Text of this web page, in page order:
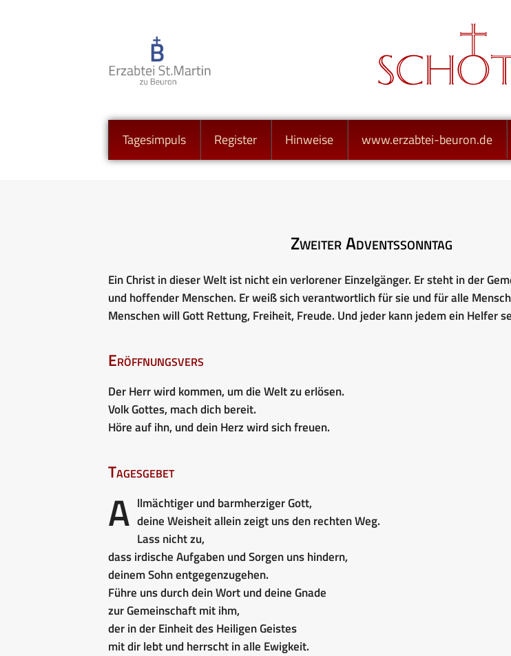
Tagesimpuls Register Hinweise www.erzabtei-beuron.de
Zweiter Adventssonntag
Ein Christ in dieser Welt ist nicht ein verlorener Einzelgänger. Er steht in der
und hoffender Menschen. Er weiß sich verantwortlich für sie und für alle
Menschen will Gott Rettung, Freiheit, Freude. Und jeder kann jedem ein Helfer
Eröffnungsvers
Der Herr wird kommen, um die Welt zu erlösen.
Volk Gottes, mach dich bereit.
Höre auf ihn, und dein Herz wird sich freuen.
Tagesgebet
A llmächtiger und barmherziger Gott,
deine Weisheit allein zeigt uns den rechten Weg.
Lass nicht zu,
dass irdische Aufgaben und Sorgen uns hindern,
deinem Sohn entgegenzugehen.
Führe uns durch dein Wort und deine Gnade
zur Gemeinschaft mit ihm,
der in der Einheit des Heiligen Geistes
mit dir lebt und herrscht in alle Ewigkeit.